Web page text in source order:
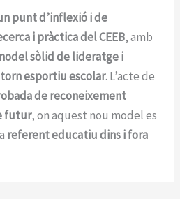
punt d’inflexió i de
i pràctica del CEEB, amb
sòlid de lideratge i
esportiu escolar. L’acte de
de reconeixement
futur, on aquest nou model es
referent educatiu dins i fora